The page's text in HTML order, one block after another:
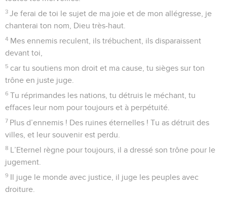
3 Je ferai de toi le sujet de ma joie et de mon allégresse, je
chanterai ton nom, Dieu très-haut.
4 Mes ennemis reculent, ils trébuchent, ils disparaissent
devant toi,
5 car tu soutiens mon droit et ma cause, tu sièges sur ton
trône en juste juge.
6 Tu réprimandes les nations, tu détruis le méchant, tu
effaces leur nom pour toujours et à perpétuité.
7 Plus d’ennemis ! Des ruines éternelles ! Tu as détruit des
villes, et leur souvenir est perdu.
8 L’Eternel règne pour toujours, il a dressé son trône pour le
jugement.
9 Il juge le monde avec justice, il juge les peuples avec
droiture.